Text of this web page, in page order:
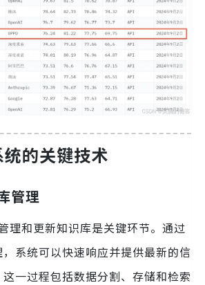
的关键技术
管理
理和更新知识库是关键环节。通过
系统可以快速响应并提供最新的信
一过程包括数据分割、存储和检索